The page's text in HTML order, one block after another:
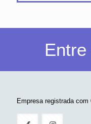
Empresa registrada